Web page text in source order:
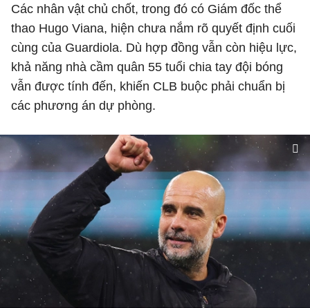
Các nhân vật chủ chốt, trong đó có Giám đốc thể
thao Hugo Viana, hiện chưa nắm rõ quyết định cuối
cùng của Guardiola. Dù hợp đồng vẫn còn hiệu lực,
khả năng nhà cầm quân 55 tuổi chia tay đội bóng
vẫn được tính đến, khiến CLB buộc phải chuẩn bị
các phương án dự phòng.